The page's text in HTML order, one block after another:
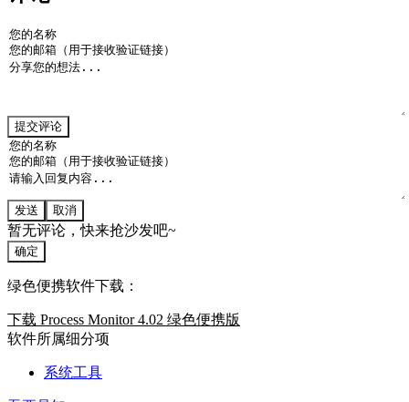
提交评论
发送 取消
暂无评论，快来抢沙发吧~
确定
绿色便携软件下载：
下载 Process Monitor 4.02 绿色便携版
软件所属细分项
系统工具